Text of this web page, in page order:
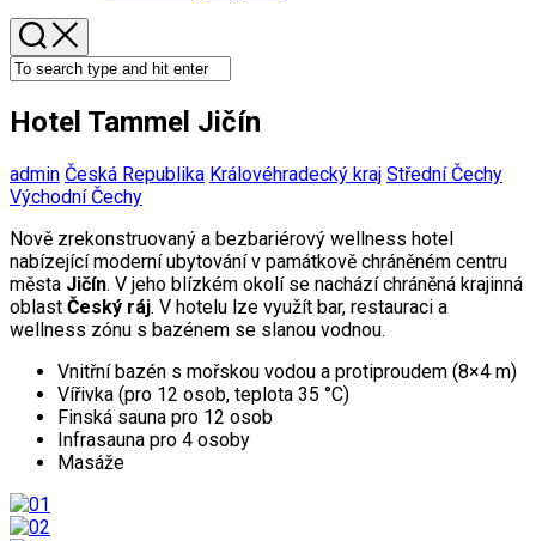
Hotel Tammel Jičín
admin Česká Republika Královéhradecký kraj Střední Čechy
Východní Čechy
Nově zrekonstruovaný a bezbariérový wellness hotel
nabízející moderní ubytování v památkově chráněném centru
města Jičín. V jeho blízkém okolí se nachází chráněná krajinná
oblast Český ráj. V hotelu lze využít bar, restauraci a
wellness zónu s bazénem se slanou vodnou.
Vnitřní bazén s mořskou vodou a protiproudem (8×4 m)
Vířivka (pro 12 osob, teplota 35 °C)
Finská sauna pro 12 osob
Infrasauna pro 4 osoby
Masáže